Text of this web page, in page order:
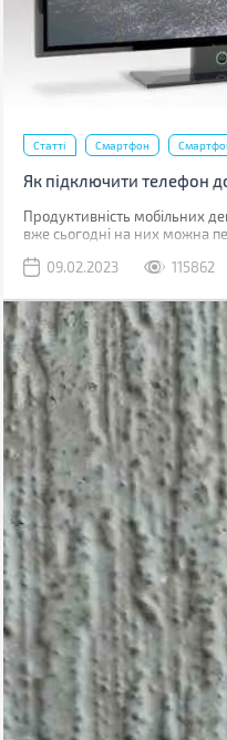
Статті Смартфон
Як підключити телефон
Продуктивність мобільних
вже сьогодні на них можна
09.02.2023
115862